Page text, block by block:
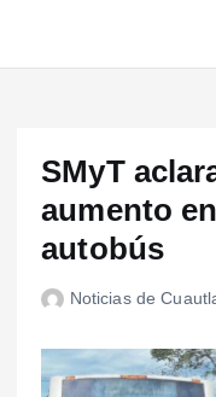
SMyT
aumento
autobús
Noticias de